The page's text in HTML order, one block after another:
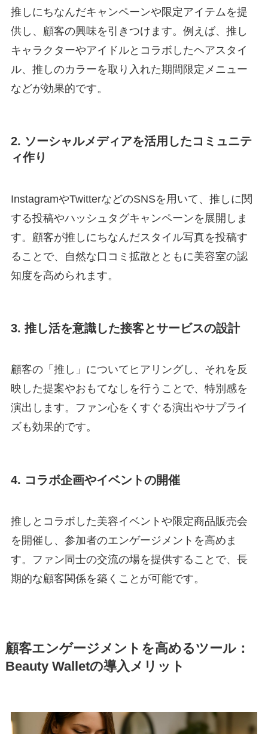
推しにちなんだキャンペーンや限定アイテムを提
供し、顧客の興味を引きつけます。例えば、推し
キャラクターやアイドルとコラボしたヘアスタイ
ル、推しのカラーを取り入れた期間限定メニュー
などが効果的です。
2. ソーシャルメディアを活用したコミュニテ
ィ作り
InstagramやTwitterなどのSNSを用いて、推しに関
する投稿やハッシュタグキャンペーンを展開しま
す。顧客が推しにちなんだスタイル写真を投稿す
ることで、自然な口コミ拡散とともに美容室の認
知度を高められます。
3. 推し活を意識した接客とサービスの設計
顧客の「推し」についてヒアリングし、それを反
映した提案やおもてなしを行うことで、特別感を
演出します。ファン心をくすぐる演出やサプライ
ズも効果的です。
4. コラボ企画やイベントの開催
推しとコラボした美容イベントや限定商品販売会
を開催し、参加者のエンゲージメントを高めま
す。ファン同士の交流の場を提供することで、長
期的な顧客関係を築くことが可能です。
顧客エンゲージメントを高めるツール：
Beauty Walletの導入メリット